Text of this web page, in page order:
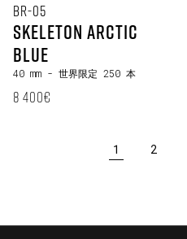
BR-05
Skeleton Arctic
Blue
40 mm - 世界限定 250 本
定価
8 400€
1 2